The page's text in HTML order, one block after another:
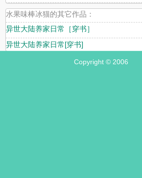
水果味棒冰猫的其它作品：
异世大陆养家日常［穿书］
异世大陆养家日常[穿书]
Copyright © 2006